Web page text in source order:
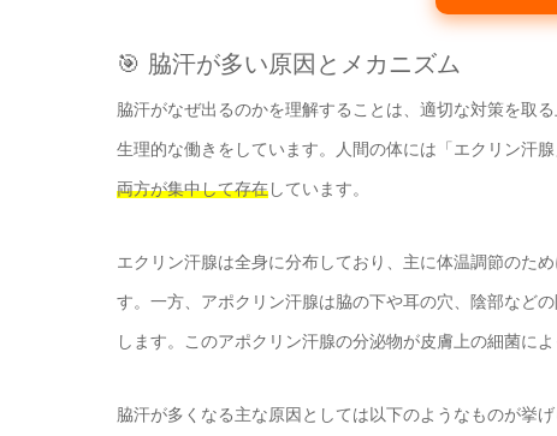
🎯 脇汗が多い原因とメカニズム
脇汗がなぜ出るのかを理解することは、適切な対策を取
生理的な働きをしています。人間の体には「エクリン汗
両方が集中して存在しています。
エクリン汗腺は全身に分布しており、主に体温調節のた
す。一方、アポクリン汗腺は脇の下や耳の穴、陰部など
します。このアポクリン汗腺の分泌物が皮膚上の細菌に
脇汗が多くなる主な原因としては以下のようなものが挙げ